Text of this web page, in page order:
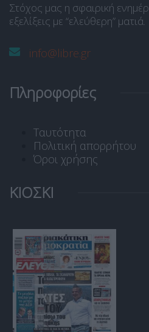
Στόχος μας η σφαιρική
εξελίξεις με “ελεύθερη” ματιά.
info@libre.gr
Πληροφορίες
Ταυτότητα
Πολιτική απορρήτου
Όροι χρήσης
ΚΙΟΣΚΙ